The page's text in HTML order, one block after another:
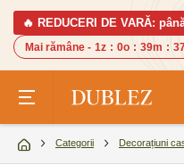
🔥 REDUCERI DE VARĂ:
Mai rămâne - 1z : 0o : 39m :
Categorii Decorațiuni